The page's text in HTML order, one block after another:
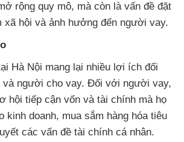
rộng quy mô, mà còn là vấn đề đặt
xã hội và ảnh hưởng đến người vay.
Hà Nội mang lại nhiều lợi ích đối
người cho vay. Đối với người vay,
hội tiếp cận vốn và tài chính mà họ
kinh doanh, mua sắm hàng hóa tiêu
các vấn đề tài chính cá nhân.